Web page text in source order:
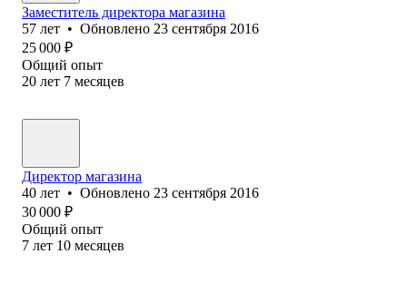
Заместитель директора магазина
57 лет • Обновлено 23 сентября 2016
25 000 ₽
Общий опыт
20 лет 7 месяцев
Директор магазина
40 лет • Обновлено 23 сентября 2016
30 000 ₽
Общий опыт
7 лет 10 месяцев